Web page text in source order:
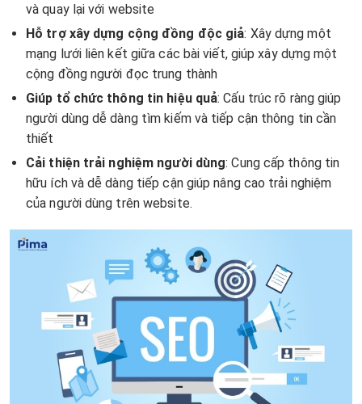
và quay lại với website
Hỗ trợ xây dựng cộng đồng độc giả: Xây dựng một
mạng lưới liên kết giữa các bài viết, giúp xây dựng một
cộng đồng người đọc trung thành
Giúp tổ chức thông tin hiệu quả: Cấu trúc rõ ràng giúp
người dùng dễ dàng tìm kiếm và tiếp cận thông tin cần
thiết
Cải thiện trải nghiệm người dùng: Cung cấp thông tin
hữu ích và dễ dàng tiếp cận giúp nâng cao trải nghiệm
của người dùng trên website.